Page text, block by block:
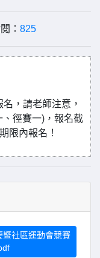
： 825
，請老師注意，
徑賽一)，報名截
限內報名！
社區運動會競賽